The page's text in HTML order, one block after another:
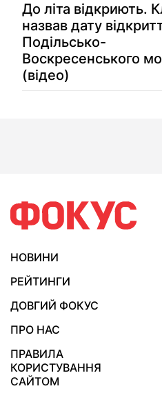
До літа відкриють.
назвав дату
Подільсько-
Воскресенського
(відео)
НОВИНИ
РЕЙТИНГИ
ДОВГИЙ ФОКУС
ПРО НАС
ПРАВИЛА
КОРИСТУВАННЯ
САЙТОМ